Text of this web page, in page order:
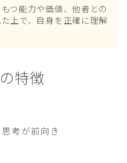
つ能力や価値、他者との
上で、自身を正確に理解
特徴
考が前向き